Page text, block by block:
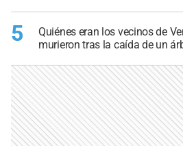
5
Quiénes eran los vecinos de
murieron tras la caída de un